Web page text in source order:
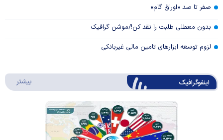
صفر تا صد «اوراق گام»
بدون معطلی طلبت را نقد کن!/موشن گرافیک
لزوم توسعه ابزارهای تامین مالی غیربانکی
اینفوگرافیک بیشتر